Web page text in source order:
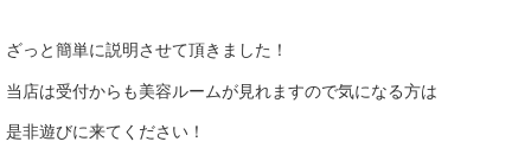
ざっと簡単に説明させて頂きました！
当店は受付からも美容ルームが見れますので気になる方は
是非遊びに来てください！